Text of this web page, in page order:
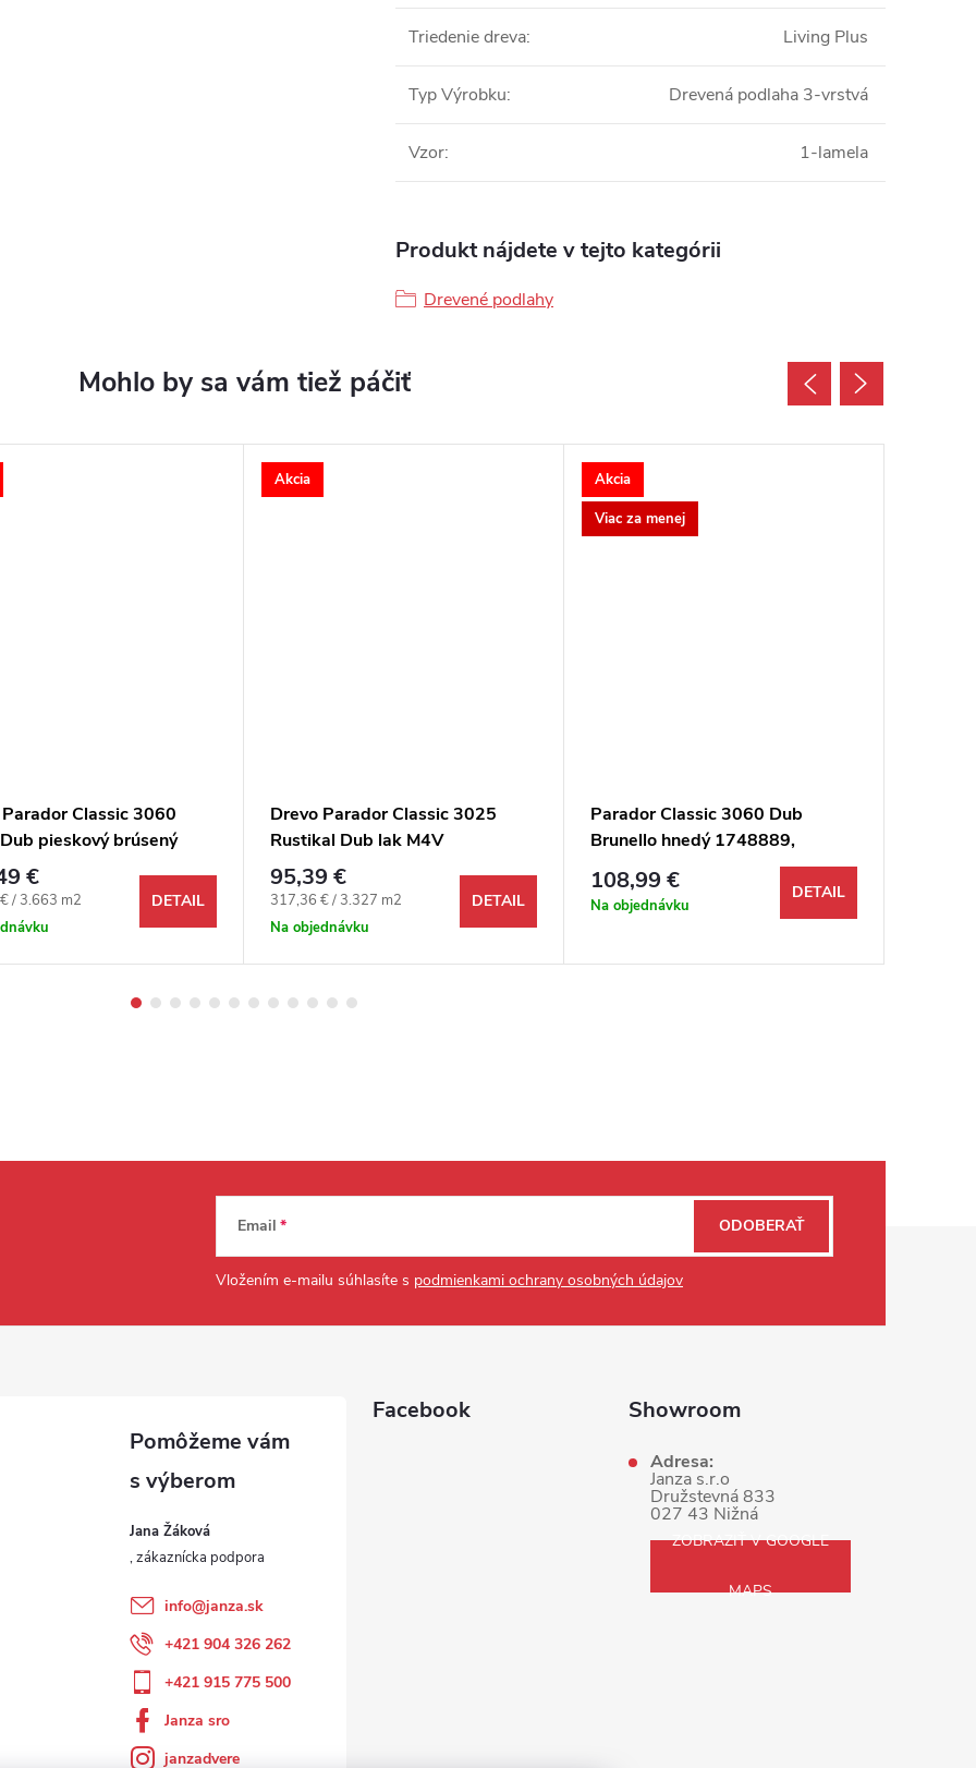
Triedenie dreva: Living Plus
Typ Výrobku: Drevená podlaha 3-vrstvá
Vzor: 1-lamela
Produkt nájdete v tejto kategórii
Drevené podlahy
Classic 3060
pieskový brúsený
€
cena:
/ 3.663 m2
DETAIL
Akcia
Drevo Parador Classic 3025
Rustikal Dub lak M4V
95,39 €
Jednotková cena:
317,36 € / 3.327 m2
Na objednávku
DETAIL
Akcia
Viac za menej
Parador Classic 3060 Dub
Brunello hnedý 1748889,
Drevená podlaha 1-lamela lak
M4V
108,99 €
Na objednávku
DETAIL
Email
Vložením e-mailu súhlasíte s podmienkami ochrany osobných údajov
ODOBERAŤ
Jana Žáková
info@janza.sk
+421 904 326 262
+421 915 775 500
Janza sro
janzadvere
Facebook Showroom
Adresa:
Janza s.r.o
Družstevná 833
027 43 Nižná
ZOBRAZIŤ V GOOGLE
MAPS